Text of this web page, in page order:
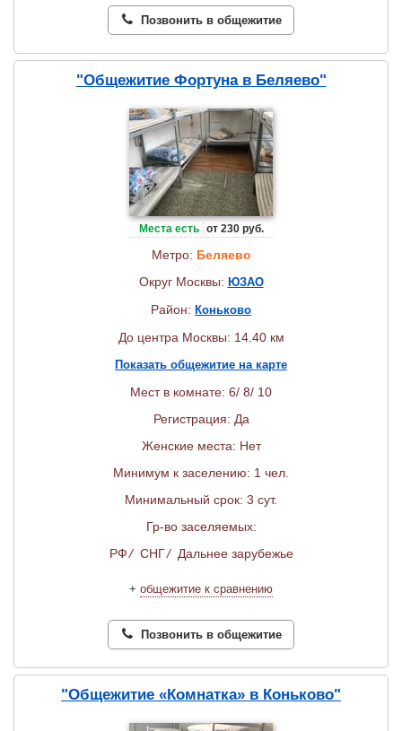
Позвонить в общежитие
"Общежитие Фортуна в Беляево"
Места есть от 230 руб.
Метро: Беляево
Округ Москвы: ЮЗАО
Район: Коньково
До центра Москвы: 14.40 км
Показать общежитие на карте
Мест в комнате: 6/ 8/ 10
Регистрация: Да
Женские места: Нет
Минимум к заселению: 1 чел.
Минимальный срок: 3 сут.
Гр-во заселяемых:
РФ/ СНГ/ Дальнее зарубежье
+ общежитие к сравнению
Позвонить в общежитие
"Общежитие «Комнатка» в Коньково"